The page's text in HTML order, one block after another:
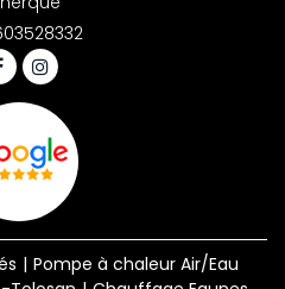
Pompe à chaleur Air/Eau